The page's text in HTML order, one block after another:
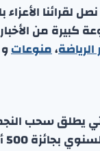
الأعزاء
كبيرة من الأخبار
الرياضة،منوعات
يطلق سحب
بجائزة 500 ألف دينار